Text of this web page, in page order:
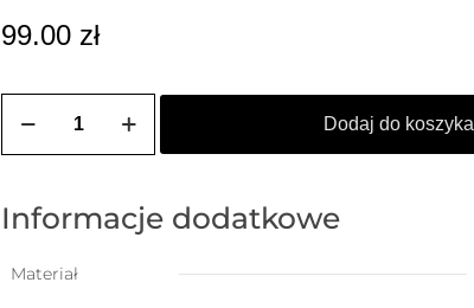
99.00 zł
Bransoletka
z
większą
Dodaj do koszyka
Informacje dodatkowe
Materiał